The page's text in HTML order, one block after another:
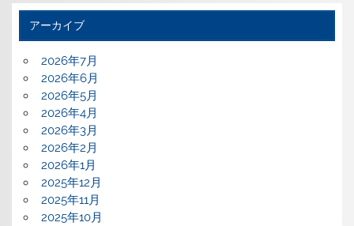
アーカイブ
2026年7月
2026年6月
2026年5月
2026年4月
2026年3月
2026年2月
2026年1月
2025年12月
2025年11月
2025年10月